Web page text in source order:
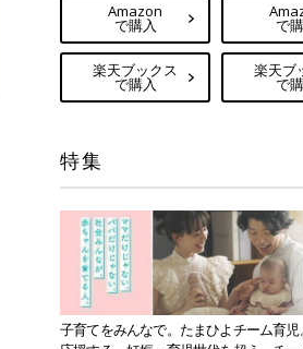
Amazon
で購入
楽天ブックス
で購入
で
楽天ブ
で
特集
子育てをみんなで。たまひよチーム育